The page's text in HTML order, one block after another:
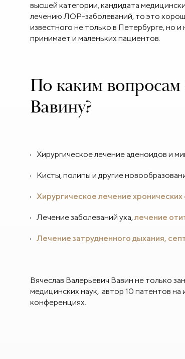
высшей категории, кандидата
лечению ЛОР-заболеваний, то это
известного не только в Петербурге, но
принимает и маленьких пациентов.
По каким вопросам
Вавину?
Хирургическое лечение аденоидов и
Кисты, полипы и другие
Хирургическое лечение хронических
Лечение заболеваний уха,лечение
Лечение затрудненного дыхания,
Вячеслав Валерьевич Вавин не только
медицинских наук, автор 10 патентов
конференциях.